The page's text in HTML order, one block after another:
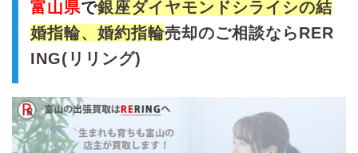
富山県で銀座ダイヤモンドシライシの結
婚指輪、婚約指輪売却のご相談ならRER
ING(リリング)